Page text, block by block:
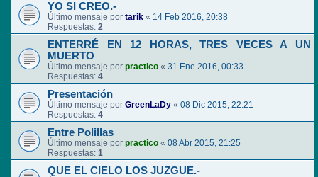
YO SI CREO.-
Último mensaje por tarik « 14 Feb 2016, 20:38
Respuestas: 2
ENTERRÉ EN 12 HORAS, TRES VECES A UN
MUERTO
Último mensaje por practico « 31 Ene 2016, 00:33
Respuestas: 4
Presentación
Último mensaje por GreenLaDy « 08 Dic 2015, 22:21
Respuestas: 4
Entre Polillas
Último mensaje por practico « 08 Abr 2015, 21:25
Respuestas: 1
QUE EL CIELO LOS JUZGUE.-